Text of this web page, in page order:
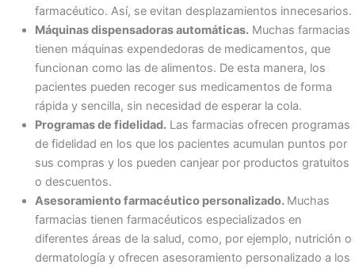
farmacéutico. Así, se evitan desplazamientos innecesarios.
Máquinas dispensadoras automáticas.Muchas farmacias
tienen máquinas expendedoras de medicamentos, que
funcionan como las de alimentos. De esta manera, los
pacientes pueden recoger sus medicamentos de forma
rápida y sencilla, sin necesidad de esperar la cola.
Programas de fidelidad.Las farmacias ofrecen programas
de fidelidad en los que los pacientes acumulan puntos por
sus compras y los pueden canjear por productos gratuitos
o descuentos.
Asesoramiento farmacéutico personalizado. Muchas
farmacias tienen farmacéuticos especializados en
diferentes áreas de la salud, como, por ejemplo, nutrición o
dermatología y ofrecen asesoramiento personalizado a los